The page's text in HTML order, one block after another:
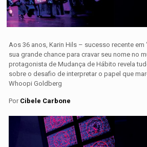
Aos 36 anos, Karin Hils – sucesso recente em
sua grande chance para cravar seu nome no
protagonista de Mudança de Hábito revela
sobre o desafio de interpretar o papel que
Whoopi Goldberg
Por Cibele Carbone